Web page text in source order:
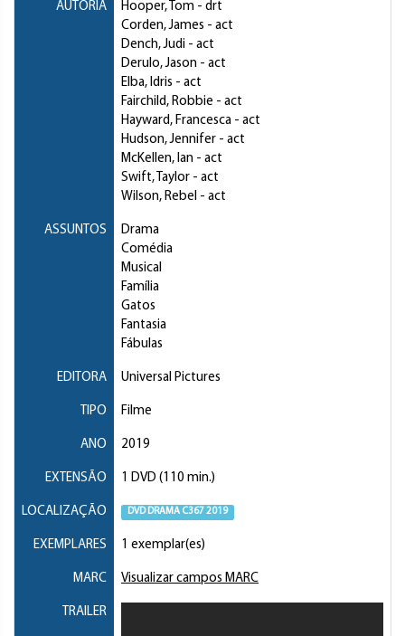
AUTORIA Hooper, Tom - drt
Corden, James - act
Dench, Judi - act
Derulo, Jason - act
Elba, Idris - act
Fairchild, Robbie - act
Hayward, Francesca - act
Hudson, Jennifer - act
McKellen, Ian - act
Swift, Taylor - act
Wilson, Rebel - act
ASSUNTOS
Drama
Comédia
Musical
Família
Gatos
Fantasia
Fábulas
EDITORA Universal Pictures
TIPO Filme
ANO 2019
EXTENSÃO 1 DVD (110 min.)
LOCALIZAÇÃO DVD DRAMA C367 2019
EXEMPLARES 1 exemplar(es)
MARC Visualizar campos MARC
TRAILER